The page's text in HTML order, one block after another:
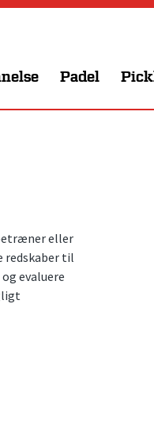
Padel
eller
redskaber til
evaluere